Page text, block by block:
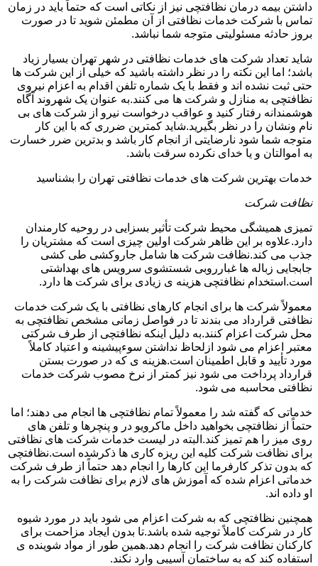
داشتن بیمه درمان نظافتچی نیز از نکاتی است که حتماً باید در زمان
تماس با شرکت خدمات نظافتی از آن مطمئن شوید تا در صورت
بروز حادثه مسئولیتی متوجه شما نباشد.
شاید تعداد شرکت های خدمات نظافتی در شهر تهران بسیار زیاد
باشد؛ اما این نکته را در نظر داشته باشید که خیلی از این شرکت ها
حتی ثبت نشده اند و فقط با یک شماره تلفن اقدام به اعزام نیروی
نظافتچی به منازل و شرکت ها می کنند.به عنوان یک شهروند آگاه
هوشمندانه رفتار کنید و عواقب درخواست نیرو از شرکت های بی
نام ونشان را در نظر بگیرید.شاید کمترین ضرری که با این کار
متوجه شما شود نارضایتی از انجام کار باشد و بدترین ضرر خسارت
به اموالتان و یا خدای نکرده سرقت باشد.
خدمات بهترین شرکت های خدمات نظافتی تهران را بشناسید
نظافت شرکت
تمیزی همیشگی محیط شرکت تأثیر بسزایی در روحیه کارمندان
دارد.علاوه بر این ظاهر شرکت اولین چیزی است که مشتریان را
جذب می کند.نظافت شرکت ها شامل جاروکشی طی کشی
جابجایی زباله ها غبارروبی شستشوی سرویس های بهداشتی
است.استخدام نظافتچی هزینه ی زیادی برای شرکت ها دارد.
معمولاً شرکت ها برای انجام کارهای نظافتی با یک شرکت خدمات
نظافتی قرارداد می بندند تا در فواصل زمانی مشخص نظافتچی به
محل شرکت اعزام کنند.به دلیل اینکه نظافتچی از طرف شرکتی
معتبر اعزام می شود ازلحاظ نداشتن سوءپیشینه و اعتیاد کاملاً
مورد تأیید و قابل اطمینان است.هزینه ی که در صورت بستن
قرارداد پرداخت می شود نیز کمتر از نرخ مصوب شرکت خدمات
نظافتی محاسبه می شود.
خدماتی که گفته شد را معمولاً تمام نظافتچی ها انجام می دهند؛ اما
حتماً از نظافتچی بخواهید داخل ماکرویو در و پنچرها و تلفن های
روی میز را هم تمیز کند.البته در لیست خدمات شرکت های نظافتی
برای نظافت شرکت کلیه این ریزه کاری ها ذکرشده است.نظافتچی
که بدون تذکر کارفرما این کارها را انجام دهد حتماً از طرف شرکت
خدماتی اعزام شده که آموزش های لازم برای نظافت شرکت را به
او داده اند.
همچنین نظافتچی که به شرکت اعزام می شود باید در مورد شیوه
کار در شرکت کاملاً توجیه شده باشد.تا بدون ایجاد مزاحمت برای
کارکنان نظافت شرکت را انجام دهد.همین طور از مواد شوینده ی
استفاده کند که به ساختمان آسیبی وارد نکند.